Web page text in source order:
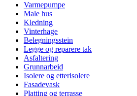
Varmepumpe
Male hus
Kledning
Vinterhage
Belegningsstein
Legge og reparere tak
Asfaltering
Grunnarbeid
Isolere og etterisolere
Fasadevask
Platting og terrasse